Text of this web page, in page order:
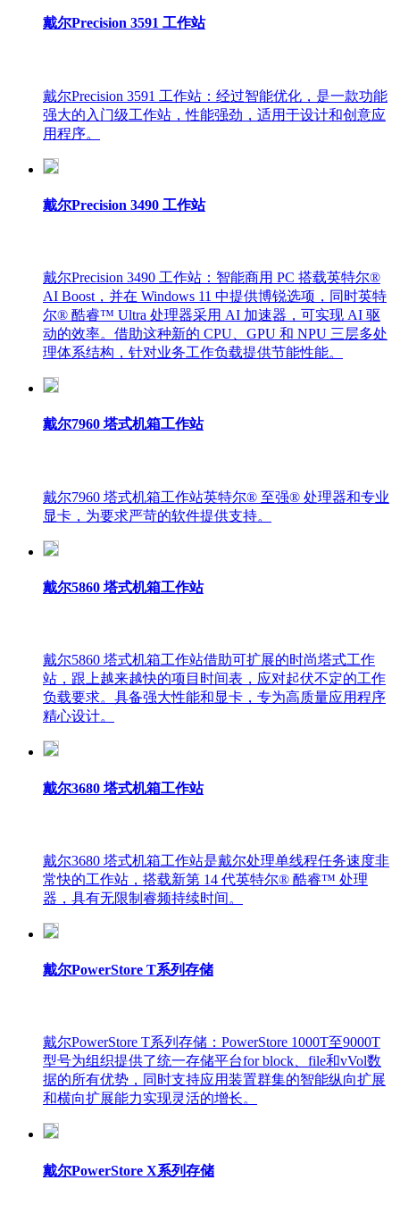
戴尔Precision 3591 工作站
戴尔Precision 3591 工作站：经过智能优化，是一款功能
强大的入门级工作站，性能强劲，适用于设计和创意应
用程序。
戴尔Precision 3490 工作站
戴尔Precision 3490 工作站：智能商用 PC 搭载英特尔®
AI Boost，并在 Windows 11 中提供博锐选项，同时英特
尔® 酷睿™ Ultra 处理器采用 AI 加速器，可实现 AI 驱
动的效率。借助这种新的 CPU、GPU 和 NPU 三层多处
理体系结构，针对业务工作负载提供节能性能。
戴尔7960 塔式机箱工作站
戴尔7960 塔式机箱工作站英特尔® 至强® 处理器和专业
显卡，为要求严苛的软件提供支持。
戴尔5860 塔式机箱工作站
戴尔5860 塔式机箱工作站借助可扩展的时尚塔式工作
站，跟上越来越快的项目时间表，应对起伏不定的工作
负载要求。具备强大性能和显卡，专为高质量应用程序
精心设计。
戴尔3680 塔式机箱工作站
戴尔3680 塔式机箱工作站是戴尔处理单线程任务速度非
常快的工作站，搭载新第 14 代英特尔® 酷睿™ 处理
器，具有无限制睿频持续时间。
戴尔PowerStore T系列存储
戴尔PowerStore T系列存储：PowerStore 1000T至9000T
型号为组织提供了统一存储平台for block、file和vVol数
据的所有优势，同时支持应用装置群集的智能纵向扩展
和横向扩展能力实现灵活的增长。
戴尔PowerStore X系列存储